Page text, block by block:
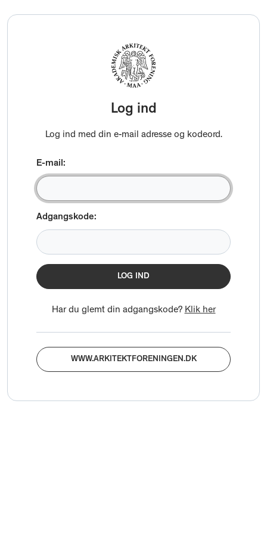
Log ind
Log ind med din e-mail adresse og kodeord.
E-mail:
Adgangskode:
LOG IND
Har du glemt din adgangskode? Klik her
WWW.ARKITEKTFORENINGEN.DK